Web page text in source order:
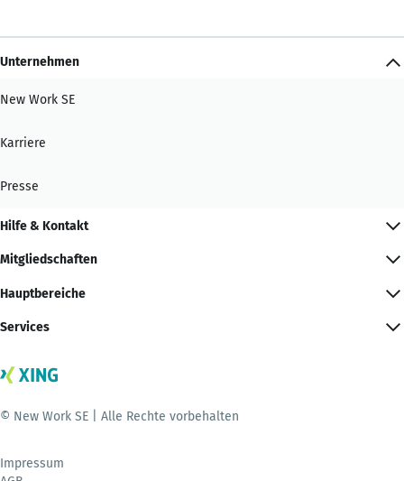
Unternehmen
New Work SE
Karriere
Presse
Hilfe & Kontakt
Mitgliedschaften
Hauptbereiche
Services
© New Work SE | Alle Rechte vorbehalten
Impressum